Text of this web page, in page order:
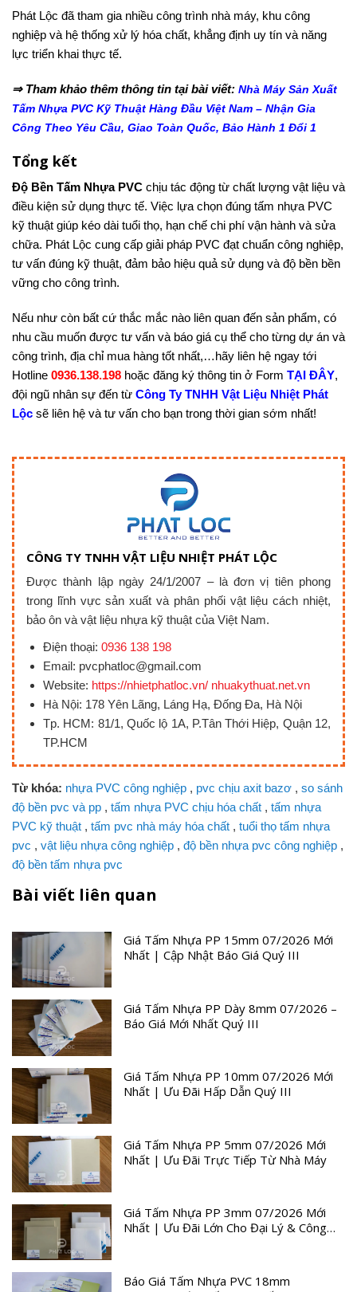
Phát Lộc đã tham gia nhiều công trình nhà máy, khu công
nghiệp và hệ thống xử lý hóa chất, khẳng định uy tín và năng
lực triển khai thực tế.
⇒ Tham khảo thêm thông tin tại bài viết: Nhà Máy Sản Xuất
Tấm Nhựa PVC Kỹ Thuật Hàng Đầu Việt Nam – Nhận Gia
Công Theo Yêu Cầu, Giao Toàn Quốc, Bảo Hành 1 Đổi 1
Tổng kết
Độ Bền Tấm Nhựa PVC chịu tác động từ chất lượng vật liệu và
điều kiện sử dụng thực tế. Việc lựa chọn đúng tấm nhựa PVC
kỹ thuật giúp kéo dài tuổi thọ, hạn chế chi phí vận hành và sửa
chữa. Phát Lộc cung cấp giải pháp PVC đạt chuẩn công nghiệp,
tư vấn đúng kỹ thuật, đảm bảo hiệu quả sử dụng và độ bền bền
vững cho công trình.
Nếu như còn bất cứ thắc mắc nào liên quan đến sản phẩm, có
nhu cầu muốn được tư vấn và báo giá cụ thể cho từng dự án và
công trình, địa chỉ mua hàng tốt nhất,…hãy liên hệ ngay tới
Hotline 0936.138.198 hoặc đăng ký thông tin ở Form TẠI ĐÂY,
đội ngũ nhân sự đến từ Công Ty TNHH Vật Liệu Nhiệt Phát
Lộc sẽ liên hệ và tư vấn cho bạn trong thời gian sớm nhất!
CÔNG TY TNHH VẬT LIỆU NHIỆT PHÁT LỘC
Được thành lập ngày 24/1/2007 – là đơn vị tiên phong
trong lĩnh vực sản xuất và phân phối vật liệu cách nhiệt,
bảo ôn và vật liệu nhựa kỹ thuật của Việt Nam.
Điện thoại: 0936 138 198
Email: pvcphatloc@gmail.com
Website: https://nhietphatloc.vn/ nhuakythuat.net.vn
Hà Nội: 178 Yên Lãng, Láng Hạ, Đống Đa, Hà Nội
Tp. HCM: 81/1, Quốc lộ 1A, P.Tân Thới Hiệp, Quận 12,
TP.HCM
Từ khóa: nhựa PVC công nghiệp , pvc chịu axit bazơ , so sánh
độ bền pvc và pp , tấm nhựa PVC chịu hóa chất , tấm nhựa
PVC kỹ thuật , tấm pvc nhà máy hóa chất , tuổi thọ tấm nhựa
pvc , vật liệu nhựa công nghiệp , độ bền nhựa pvc công nghiệp ,
độ bền tấm nhựa pvc
Bài viết liên quan
Giá Tấm Nhựa PP 15mm 07/2026 Mới
Nhất | Cập Nhật Báo Giá Quý III
Giá Tấm Nhựa PP Dày 8mm 07/2026 –
Báo Giá Mới Nhất Quý III
Giá Tấm Nhựa PP 10mm 07/2026 Mới
Nhất | Ưu Đãi Hấp Dẫn Quý III
Giá Tấm Nhựa PP 5mm 07/2026 Mới
Nhất | Ưu Đãi Trực Tiếp Từ Nhà Máy
Giá Tấm Nhựa PP 3mm 07/2026 Mới
Nhất | Ưu Đãi Lớn Cho Đại Lý & Công
Báo Giá Tấm Nhựa PVC 18mm